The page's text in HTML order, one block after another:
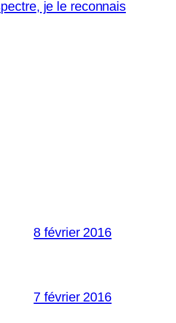
je le reconnais
8 février 2016
7 février 2016